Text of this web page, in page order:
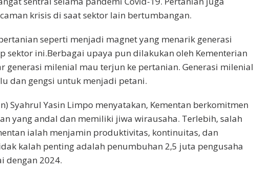
krisis di saat sektor lain bertumbangan.
seperti menjadi magnet yang menarik generasi
sektor ini.Berbagai upaya pun dilakukan oleh Kementerian
generasi milenial mau terjun ke pertanian. Generasi milenial
dan gengsi untuk menjadi petani.
Syahrul Yasin Limpo menyatakan, Kementan berkomitmen
yang andal dan memiliki jiwa wirausaha. Terlebih, salah
ialah menjamin produktivitas, kontinuitas, dan
kalah penting adalah penumbuhan 2,5 juta pengusaha
dengan 2024.